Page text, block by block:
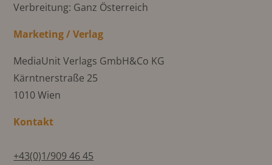
Verbreitung: Ganz Österreich
Marketing / Verlag
MediaUnit Verlags GmbH&Co KG
Kärntnerstraße 25
1010 Wien
Kontakt
+43(0)1/909 46 45